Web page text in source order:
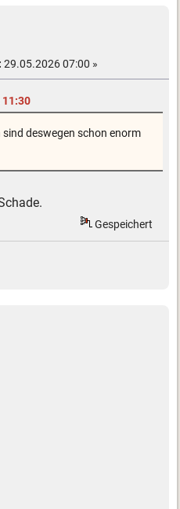
29.05.2026 07:00 »
11:30
deswegen schon enorm
Gespeichert